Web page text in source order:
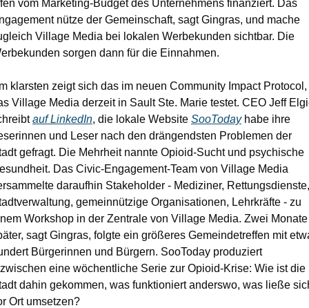
vom Marketing-Budget des Unternehmens finanziert. Das
nütze der Gemeinschaft, sagt Gingras, und mache
Village Media bei lokalen Werbekunden sichtbar. Die
sorgen dann für die Einnahmen.
klarsten zeigt sich das im neuen Community Impact Protocol,
Village Media derzeit in Sault Ste. Marie testet. CEO Jeff
auf LinkedIn, die lokale Website SooToday habe ihre
und Leser nach den drängendsten Problemen der
gefragt. Die Mehrheit nannte Opioid-Sucht und psychische
Das Civic-Engagement-Team von Village Media
daraufhin Stakeholder - Mediziner, Rettungsdienste,
gemeinnützige Organisationen, Lehrkräfte - zu
Workshop in der Zentrale von Village Media. Zwei Monate
sagt Gingras, folgte ein größeres Gemeindetreffen mit
Bürgerinnen und Bürgern. SooToday produziert
eine wöchentliche Serie zur Opioid-Krise: Wie ist die
dahin gekommen, was funktioniert anderswo, was ließe
Ort umsetzen?